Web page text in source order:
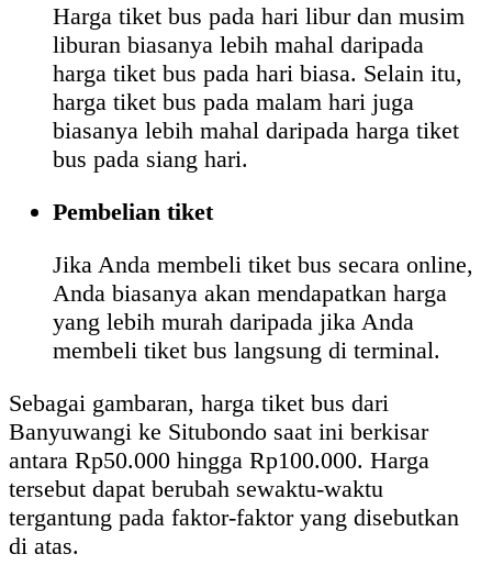
Harga tiket bus pada hari libur dan musim
liburan biasanya lebih mahal daripada
harga tiket bus pada hari biasa. Selain itu,
harga tiket bus pada malam hari juga
biasanya lebih mahal daripada harga tiket
bus pada siang hari.
Pembelian tiket
Jika Anda membeli tiket bus secara online,
Anda biasanya akan mendapatkan harga
yang lebih murah daripada jika Anda
membeli tiket bus langsung di terminal.
Sebagai gambaran, harga tiket bus dari
Banyuwangi ke Situbondo saat ini berkisar
antara Rp50.000 hingga Rp100.000. Harga
tersebut dapat berubah sewaktu-waktu
tergantung pada faktor-faktor yang disebutkan
di atas.